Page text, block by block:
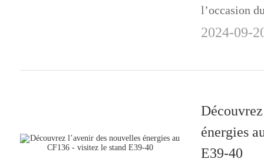
l’occasion
innovations
2024-09-
énergies
E39-40